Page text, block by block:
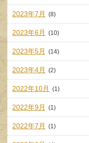
2023年7月 (8)
2023年6月 (10)
2023年5月 (14)
2023年4月 (2)
2022年10月 (1)
2022年9月 (1)
2022年7月 (1)